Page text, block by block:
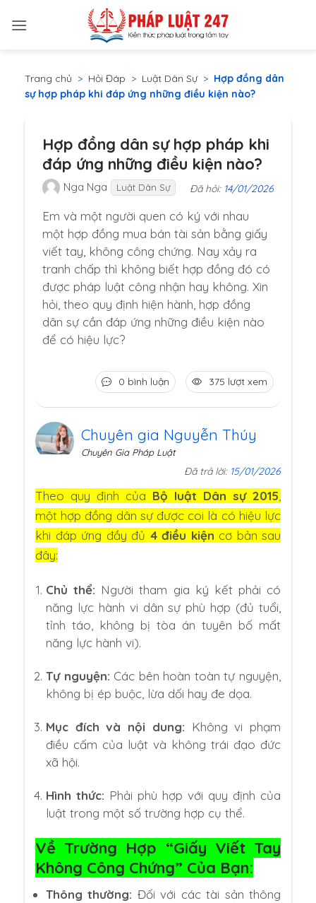
qua
Trang chủ > Hỏi Đáp > Luật Dân Sự> Hợp đồng dân
sự hợp pháp khi đáp ứng những điều kiện nào?
Hợp đồng dân sự hợp pháp khi
đáp ứng những điều kiện nào?
Nga Nga Luật Dân Sự Đã hỏi: 14/01/2026
Em và một người quen có ký với nhau
một hợp đồng mua bán tài sản bằng giấy
viết tay, không công chứng. Nay xảy ra
tranh chấp thì không biết hợp đồng đó có
được pháp luật công nhận hay không. Xin
hỏi, theo quy định hiện hành, hợp đồng
dân sự cần đáp ứng những điều kiện nào
để có hiệu lực?
0 bình luận 375 lượt xem
Chuyên gia Nguyễn Thúy
Chuyên Gia Pháp Luật
Đã trả lời: 15/01/2026
Theo quy định của Bộ luật Dân sự 2015
một hợp đồng dân sự được coi là có hiệu lực
khi đáp ứng đầy đủ 4 điều kiện cơ bản sau
đây:
Chủ thể: Người tham gia ký kết phải có
năng lực hành vi dân sự phù hợp (đủ tuổi,
tỉnh táo, không bị tòa án tuyên bố mất
năng lực hành vi).
Tự nguyện: Các bên hoàn toàn tự nguyện,
không bị ép buộc, lừa dối hay đe dọa.
Mục đích và nội dung: Không vi phạm
điều cấm của luật và không trái đạo đức
xã hội.
Hình thức: Phải phù hợp với quy định của
luật trong một số trường hợp cụ thể.
Về Trường Hợp “Giấy Viết Tay
Không Công Chứng” Của Bạn:
Thông thường: Đối với các tài sản thông